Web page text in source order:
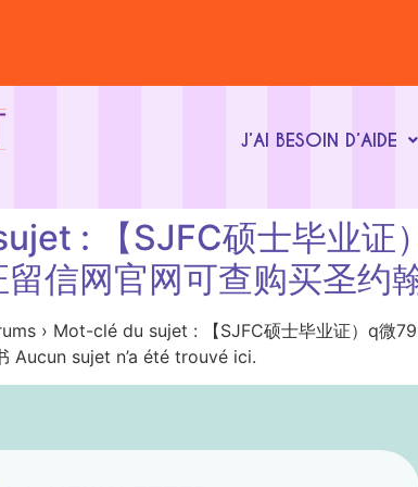
J’AI BESOIN D’AIDE
: 【SJFC硕士毕业
信网官网可查购买圣约
› Mot-clé du sujet : 【SJFC硕士毕业证）q微
Aucun sujet n’a été trouvé ici.